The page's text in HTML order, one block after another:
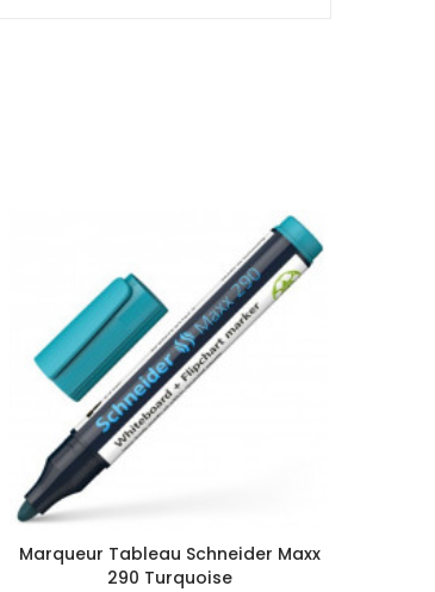
Marqueur Tableau Schneider Maxx
290 Turquoise